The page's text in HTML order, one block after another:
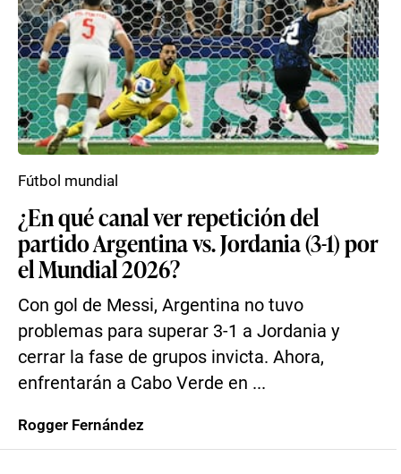
¿En qué canal ver repetición del
partido Argentina vs. Jordania (3-1) por
el Mundial 2026?
Con gol de Messi, Argentina no tuvo
problemas para superar 3-1 a Jordania y
cerrar la fase de grupos invicta. Ahora,
enfrentarán a Cabo Verde en ...
Fútbol mundial
Rogger Fernández